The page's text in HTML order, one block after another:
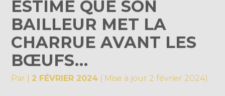
ESTIME QUE SON
BAILLEUR MET LA
CHARRUE AVANT LES
BŒUFS…
Par 2 FÉVRIER 2024 ( Mise à jour 2 février 2024)